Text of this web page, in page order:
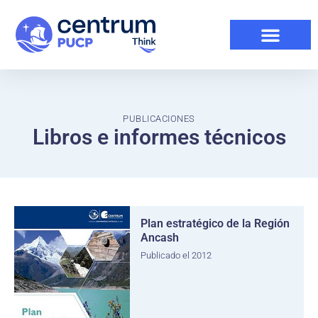
PUBLICACIONES
Libros e informes técnicos
Plan estratégico de la Región
Ancash
Publicado el 2012